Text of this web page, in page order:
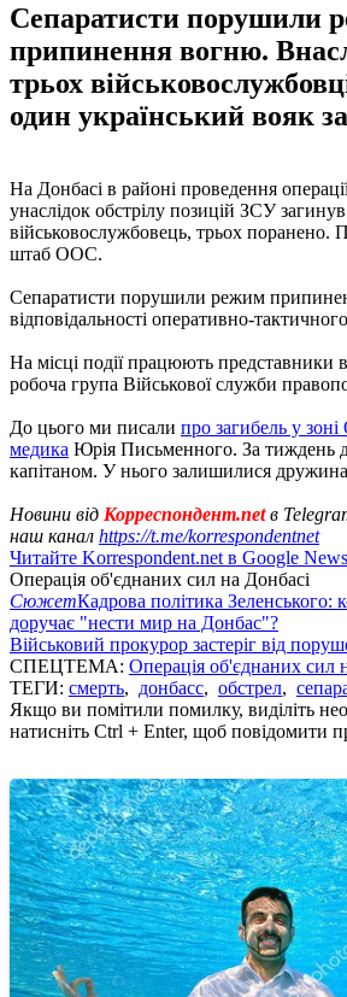
Сепаратисти порушили
припинення вогню.
трьох
один український вояк
На Донбасі в районі проведення
унаслідок обстрілу позицій ЗСУ
військовослужбовець, трьох поранено.
штаб ООС.
Сепаратисти порушили режим
відповідальності оперативно-
На місці події працюють представники
робоча група Військової служби
До цього ми писали про загибель у
медика Юрія Письменного. За тиждень
капітаном. У нього залишилися
Новини від Корреспондент.netв
наш канал https://t.me/korrespondentnet
Читайте Korrespondent.net в Google News
Операція об'єднаних сил на Донбасі
СюжетКадрова політика Зеленського:
доручає "нести мир на Донбас"?
Військовий прокурор застеріг від
СПЕЦТЕМА: Операція об'єднаних сил
ТЕГИ: смерть, донбасс, обстрел,
Якщо ви помітили помилку, виділіть
натисніть Ctrl + Enter, щоб повідомити